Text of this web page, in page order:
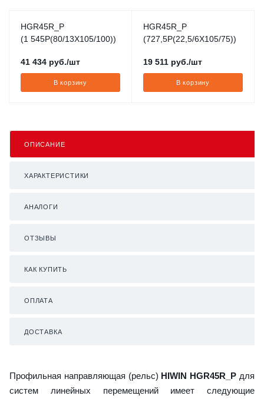
HGR45R_P
(1 545P(80/13X105/100))
41 434 руб./шт
В корзину
HGR45R_P
(727,5P(22,5/6X105/75))
19 511 руб./шт
В корзину
ОПИСАНИЕ
ХАРАКТЕРИСТИКИ
АНАЛОГИ
ОТЗЫВЫ
КАК КУПИТЬ
ОПЛАТА
ДОСТАВКА
Профильная направляющая (рельс) HIWIN HGR45R_P для
систем линейных перемещений имеет следующие